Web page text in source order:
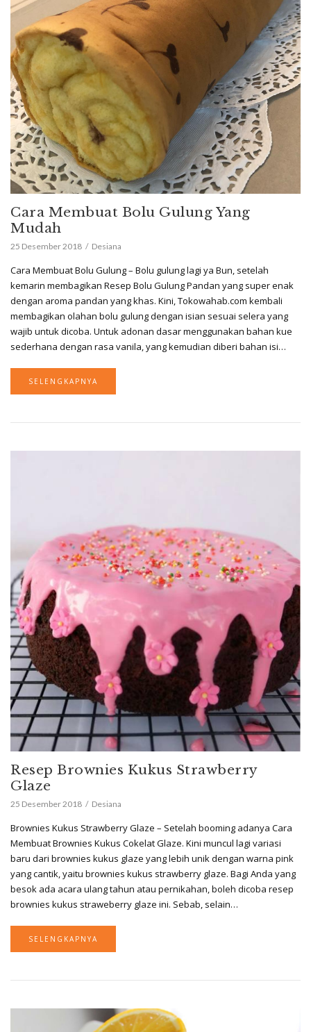
Cara Membuat Bolu Gulung Yang
Mudah
25 Desember 2018 Desiana
Cara Membuat Bolu Gulung – Bolu gulung lagi ya Bun, setelah
kemarin membagikan Resep Bolu Gulung Pandan yang super enak
dengan aroma pandan yang khas. Kini, Tokowahab.com kembali
membagikan olahan bolu gulung dengan isian sesuai selera yang
wajib untuk dicoba. Untuk adonan dasar menggunakan bahan kue
sederhana dengan rasa vanila, yang kemudian diberi bahan isi…
SELENGKAPNYA
Resep Brownies Kukus Strawberry
Glaze
25 Desember 2018 Desiana
Brownies Kukus Strawberry Glaze – Setelah booming adanya Cara
Membuat Brownies Kukus Cokelat Glaze. Kini muncul lagi variasi
baru dari brownies kukus glaze yang lebih unik dengan warna pink
yang cantik, yaitu brownies kukus strawberry glaze. Bagi Anda yang
besok ada acara ulang tahun atau pernikahan, boleh dicoba resep
brownies kukus straweberry glaze ini. Sebab, selain…
SELENGKAPNYA